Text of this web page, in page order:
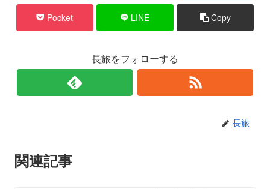
Pocket LINE Copy
長旅をフォローする
長旅
関連記事